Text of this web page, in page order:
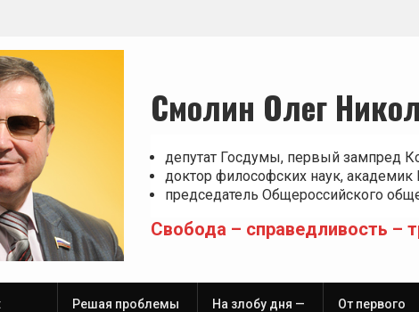
Смолин Олег
депутат Госдумы, первый зампред
доктор философских наук, академик
председатель Общероссийского
Свобода – справедливость –
Решая проблемы
На злобу дня —
От первого